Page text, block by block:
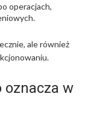
operacjach,
ale również
w